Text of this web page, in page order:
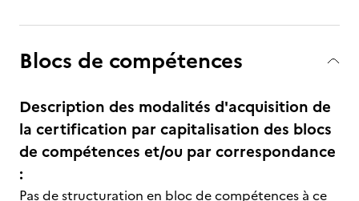
Blocs de compétences
Description des modalités d'acquisition de
la certification par capitalisation des blocs
de compétences et/ou par correspondance
:
Pas de structuration en bloc de compétences à ce